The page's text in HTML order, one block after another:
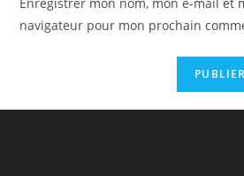
(facultatif)
navigateur pour mon prochain